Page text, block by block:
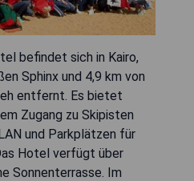
befindet sich in Kairo,
Sphinx und 4,9 km von
entfernt. Es bietet
Zugang zu Skipisten
und Parkplätzen für
Hotel verfügt über
Sonnenterrasse. Im